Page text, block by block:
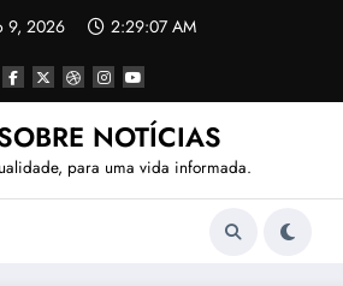
9, 2026 2:29:10 AM
NOTÍCIAS
para uma vida informada.